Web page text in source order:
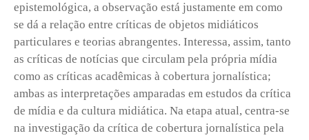
epistemológica, a observação está justamente em como
se dá a relação entre críticas de objetos midiáticos
particulares e teorias abrangentes. Interessa, assim, tanto
as críticas de notícias que circulam pela própria mídia
como as críticas acadêmicas à cobertura jornalística;
ambas as interpretações amparadas em estudos da crítica
de mídia e da cultura midiática. Na etapa atual, centra-se
na investigação da crítica de cobertura jornalística pela